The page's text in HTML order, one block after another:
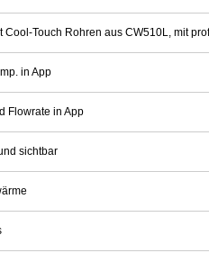
Cool-Touch Rohren aus CW510L, mit
in App
Flowrate in App
sichtbar